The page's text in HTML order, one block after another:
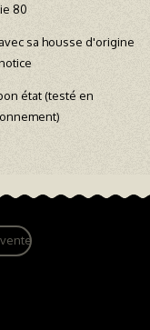
80
sa housse d'origine
état (testé en